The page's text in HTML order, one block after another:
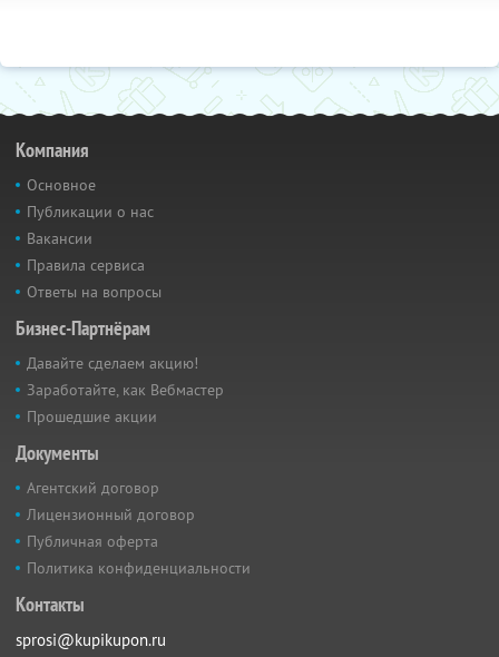
Компания
Основное
Публикации о нас
Вакансии
Правила сервиса
Ответы на вопросы
Бизнес-Партнёрам
Давайте сделаем акцию!
Заработайте, как Вебмастер
Прошедшие акции
Документы
Агентский договор
Лицензионный договор
Публичная оферта
Политика конфиденциальности
Контакты
sprosi@kupikupon.ru